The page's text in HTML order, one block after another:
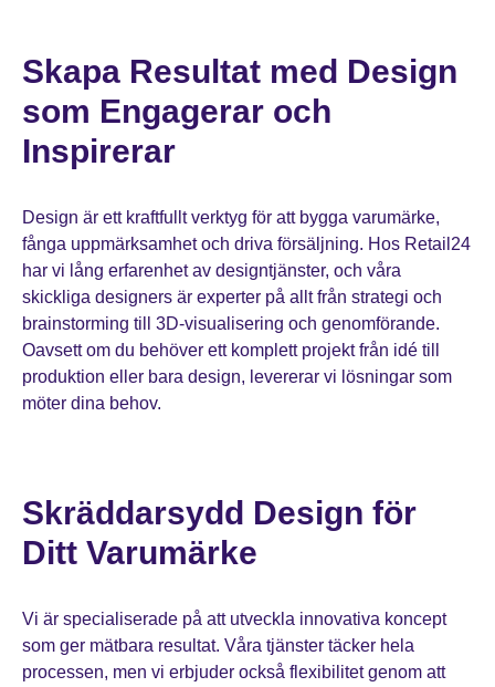
Skapa Resultat med Design
som Engagerar och
Inspirerar
Design är ett kraftfullt verktyg för att bygga varumärke,
fånga uppmärksamhet och driva försäljning. Hos Retail24
har vi lång erfarenhet av designtjänster, och våra
skickliga designers är experter på allt från strategi och
brainstorming till 3D-visualisering och genomförande.
Oavsett om du behöver ett komplett projekt från idé till
produktion eller bara design, levererar vi lösningar som
möter dina behov.
Skräddarsydd Design för
Ditt Varumärke
Vi är specialiserade på att utveckla innovativa koncept
som ger mätbara resultat. Våra tjänster täcker hela
processen, men vi erbjuder också flexibilitet genom att